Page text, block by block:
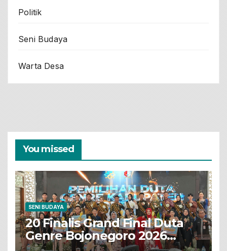
Politik
Seni Budaya
Warta Desa
You missed
SENI BUDAYA
20 Finalis Grand Final Duta
Genre Bojonegoro 2026